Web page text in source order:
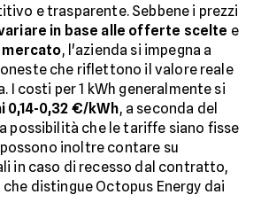
e trasparente. Sebbene i prezzi
in base alle offerte scelte e
, l'azienda si impegna a
che riflettono il valore reale
I costi per 1 kWh generalmente si
0,14-0,32 €/kWh, a seconda del
possibilità che le tariffe siano fisse
inoltre contare su
in caso di recesso dal contratto,
distingue Octopus Energy dai